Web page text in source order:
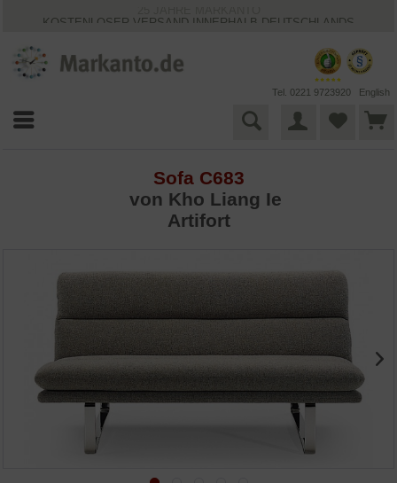
KOSTENLOSER VERSAND INNERHALB DEUTSCHLANDS
VIELFÄLTIGE ZAHLUNGSMÖGLICHKEITEN
BESTPRICE-GARANTIE
Tel. 0221 9723920 English
Sofa C683
von Kho Liang Ie
Artifort